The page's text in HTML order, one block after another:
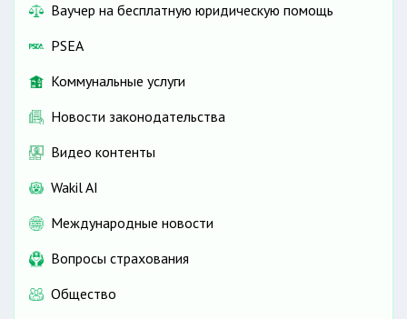
Ваучер на бесплатную юридическую помощь
PSEA
Коммунальные услуги
Новости законодательства
Видео контенты
Wakil AI
Международные новости
Вопросы страхования
Общество